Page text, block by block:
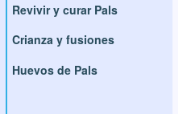
Revivir y curar Pals
Crianza y fusiones
Huevos de Pals